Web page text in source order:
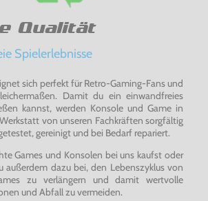
Qualität
Spielerlebnisse
sich perfekt für Retro-Gaming-Fans und
Damit du ein einwandfreies
kannst, werden Konsole und Game in
von unseren Fachkräften sorgfältig
gereinigt und bei Bedarf repariert.
Games und Konsolen bei uns kaufst oder
außerdem dazu bei, den Lebenszyklus von
zu verlängern und damit wertvolle
und Abfall zu vermeiden.